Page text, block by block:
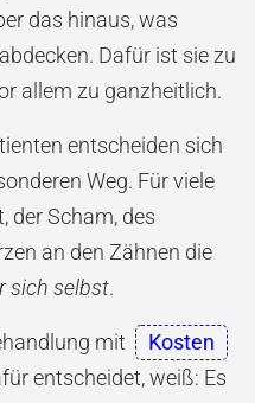
das hinaus, was
Dafür ist sie zu
allem zu ganzheitlich.
entscheiden sich
Weg. Für viele
der Scham, des
an den Zähnen die
sich selbst.
mit
Kosten
entscheidet, weiß: Es